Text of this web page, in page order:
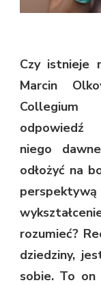
Czy istnieje
Marcin
niego
odłożyć na
rozumieć?
dziedziny,
sobie. To